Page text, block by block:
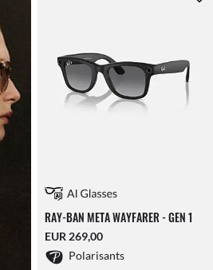
RAY-BAN META WAYFARER - GEN 1
EUR 269,00
Polarisants